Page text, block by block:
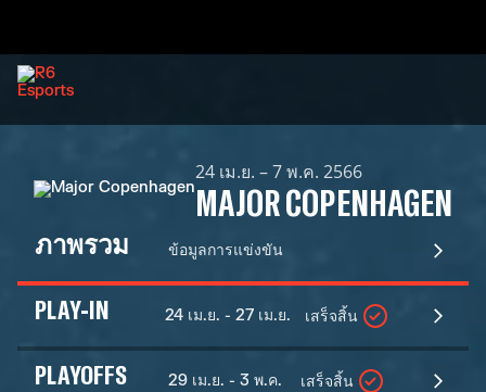
24 เม.ย. – 7 พ.ค. 2566
MAJOR COPENHAGEN
ภาพรวม ข้อมูลการแข่งขัน
PLAY-IN 24 เม.ย. - 27 เม.ย. เสร็จสิ้น
PLAYOFFS 29 เม.ย. - 3 พ.ค. เสร็จสิ้น